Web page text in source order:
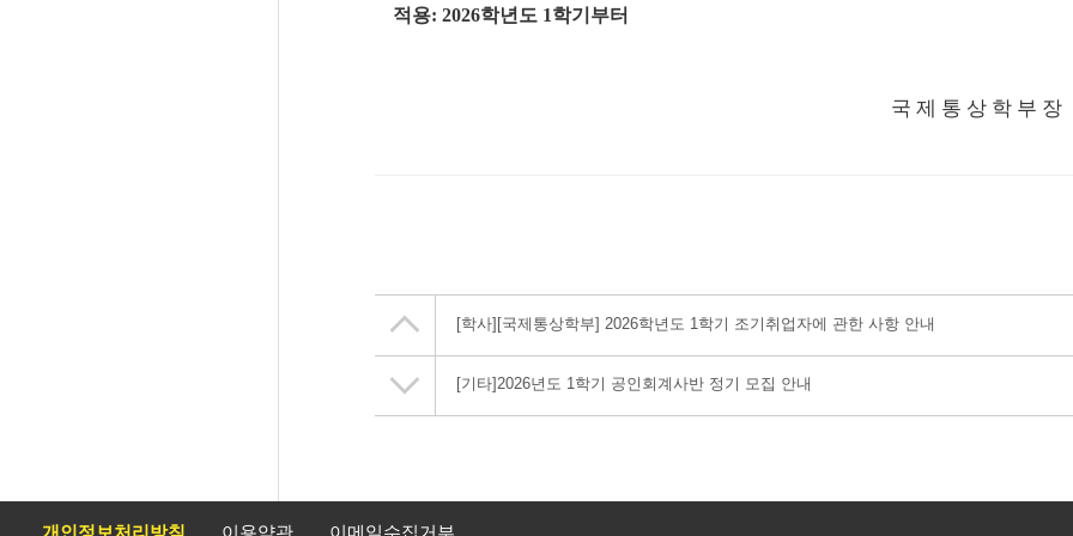
적용: 2026학년도 1학기부터
국제통상학부장
[학사] [국제통상학부] 2026학년도 1학기 조기취업자에 관한 사항 안내
[기타]2026년도 1학기 공인회계사반 정기 모집 안내
개인정보처리방침 이용약관 이메일수집거부